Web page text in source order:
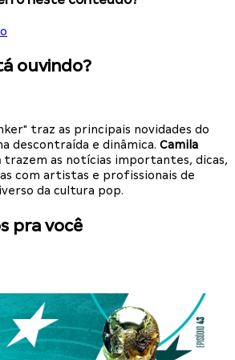
ouvindo?
traz as principais novidades do
descontraída e dinâmica. Camila
trazem as notícias importantes, dicas,
com artistas e profissionais de
da cultura pop.
pra você